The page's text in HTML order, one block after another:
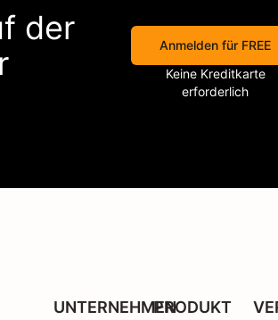
der
Anmelden für FREE
Keine Kreditkarte
erforderlich
UNTERNEHMENPRODUKT